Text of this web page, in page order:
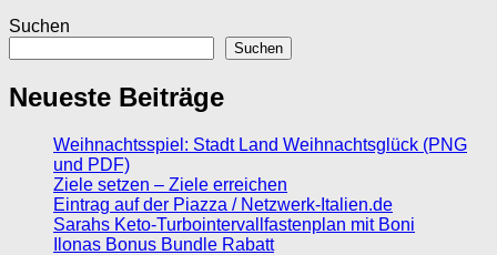
Suchen
Suchen
Neueste Beiträge
Weihnachtsspiel: Stadt Land Weihnachtsglück (PNG
und PDF)
Ziele setzen – Ziele erreichen
Eintrag auf der Piazza / Netzwerk-Italien.de
Sarahs Keto-Turbointervallfastenplan mit Boni
Ilonas Bonus Bundle Rabatt